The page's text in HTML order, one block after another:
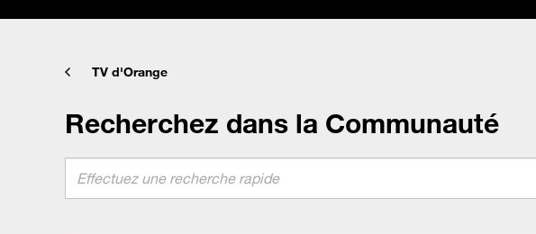
TV d'Orange
Recherchez dans la Communauté